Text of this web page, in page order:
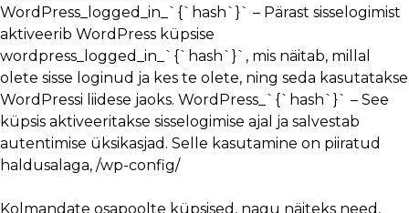
WordPress_logged_in_`{`hash`}` – Pärast sisselogimist
aktiveerib WordPress küpsise
wordpress_logged_in_`{`hash`}`, mis näitab, millal
olete sisse loginud ja kes te olete, ning seda kasutatakse
WordPressi liidese jaoks. WordPress_`{`hash`}` – See
küpsis aktiveeritakse sisselogimise ajal ja salvestab
autentimise üksikasjad. Selle kasutamine on piiratud
haldusalaga, /wp-config/
Kolmandate osapoolte küpsised, nagu näiteks need,